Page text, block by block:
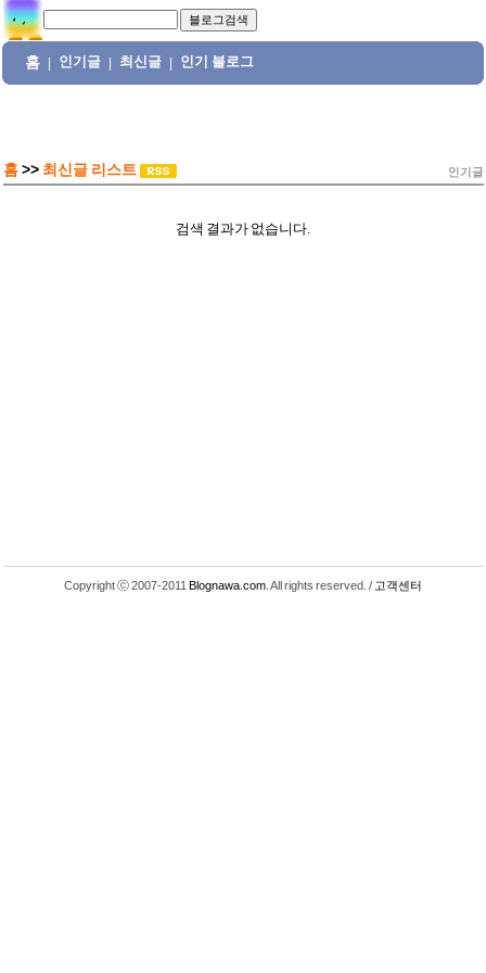
홈 인기글 최신글 인기 블로그
홈 >> 최신글 리스트 인기글
검색 결과가 없습니다.
Copyright ⓒ 2007-2011 Blognawa.com . All rights reserved. / 고객센터